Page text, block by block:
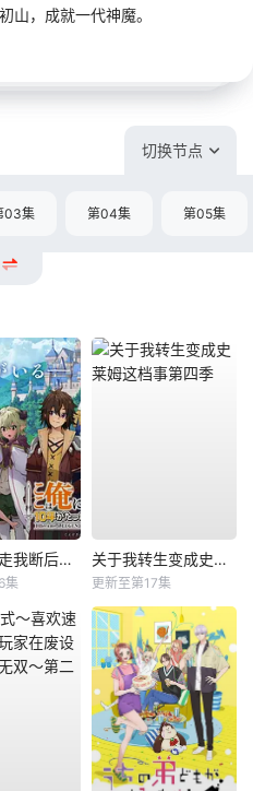
山，成就一代神魔。
切换节点
03集 第04集 第05集
『你们先走我断后』，于是10年后我成为了传说
集
关于我转生变成史莱姆这档事第四季
更新至第17集